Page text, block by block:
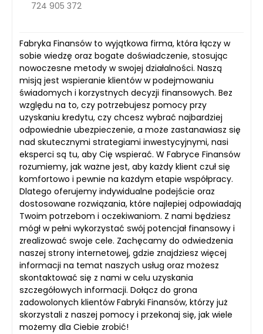
724 905 372
Fabryka Finansów to wyjątkowa firma, która łączy w
sobie wiedzę oraz bogate doświadczenie, stosując
nowoczesne metody w swojej działalności. Naszą
misją jest wspieranie klientów w podejmowaniu
świadomych i korzystnych decyzji finansowych. Bez
względu na to, czy potrzebujesz pomocy przy
uzyskaniu kredytu, czy chcesz wybrać najbardziej
odpowiednie ubezpieczenie, a może zastanawiasz się
nad skutecznymi strategiami inwestycyjnymi, nasi
eksperci są tu, aby Cię wspierać. W Fabryce Finansów
rozumiemy, jak ważne jest, aby każdy klient czuł się
komfortowo i pewnie na każdym etapie współpracy.
Dlatego oferujemy indywidualne podejście oraz
dostosowane rozwiązania, które najlepiej odpowiadają
Twoim potrzebom i oczekiwaniom. Z nami będziesz
mógł w pełni wykorzystać swój potencjał finansowy i
zrealizować swoje cele. Zachęcamy do odwiedzenia
naszej strony internetowej, gdzie znajdziesz więcej
informacji na temat naszych usług oraz możesz
skontaktować się z nami w celu uzyskania
szczegółowych informacji. Dołącz do grona
zadowolonych klientów Fabryki Finansów, którzy już
skorzystali z naszej pomocy i przekonaj się, jak wiele
możemy dla Ciebie zrobić!